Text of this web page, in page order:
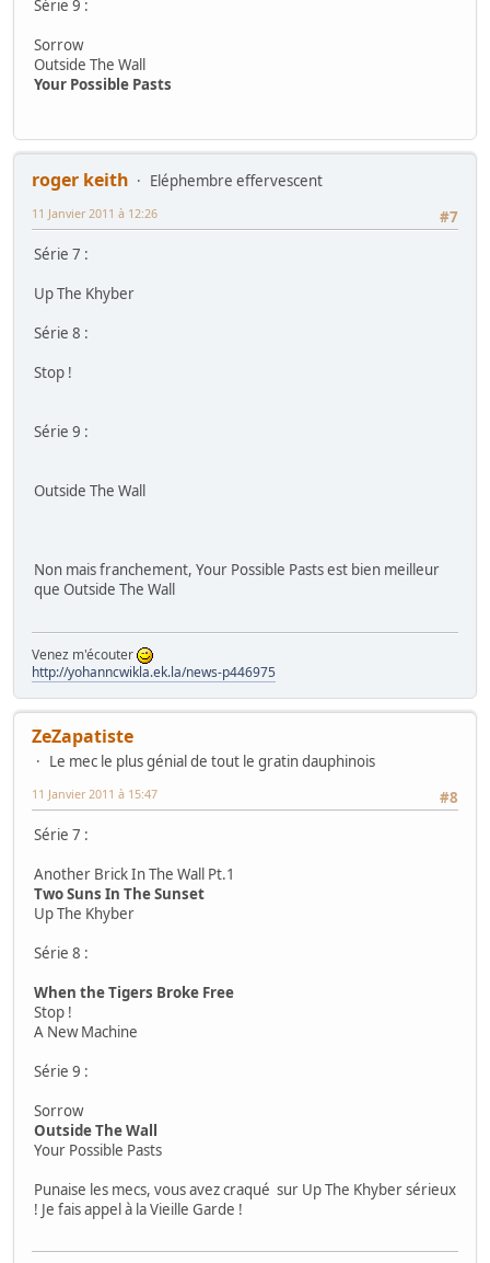
Série 9 :
Sorrow
Outside The Wall
Your Possible Pasts
roger keith
Eléphembre effervescent
#7
11 Janvier 2011 à 12:26
Série 7 :
Up The Khyber
Série 8 :
Stop !
Série 9 :
Outside The Wall
Non mais franchement, Your Possible Pasts est bien meilleur
que Outside The Wall
Venez m'écouter
http://yohanncwikla.ek.la/news-p446975
ZeZapatiste
Le mec le plus génial de tout le gratin dauphinois
#8
11 Janvier 2011 à 15:47
Série 7 :
Another Brick In The Wall Pt.1
Two Suns In The Sunset
Up The Khyber
Série 8 :
When the Tigers Broke Free
Stop !
A New Machine
Série 9 :
Sorrow
Outside The Wall
Your Possible Pasts
Punaise les mecs, vous avez craqué sur Up The Khyber sérieux
! Je fais appel à la Vieille Garde !